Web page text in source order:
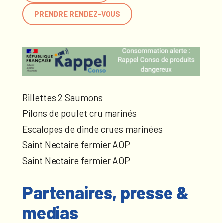
PRENDRE RENDEZ-VOUS
Rillettes 2 Saumons
Pilons de poulet cru marinés
Escalopes de dinde crues marinées
Saint Nectaire fermier AOP
Saint Nectaire fermier AOP
Partenaires, presse &
medias